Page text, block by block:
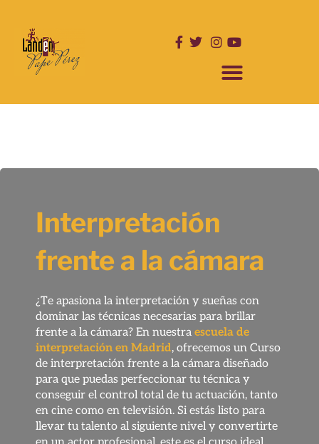
contenido
Interpretación
frente a la cámara
¿Te apasiona la interpretación y sueñas con
dominar las técnicas necesarias para brillar
frente a la cámara? En nuestra escuela de
interpretación en Madrid, ofrecemos un Curso
de interpretación frente a la cámara diseñado
para que puedas perfeccionar tu técnica y
conseguir el control total de tu actuación, tanto
en cine como en televisión. Si estás listo para
llevar tu talento al siguiente nivel y convertirte